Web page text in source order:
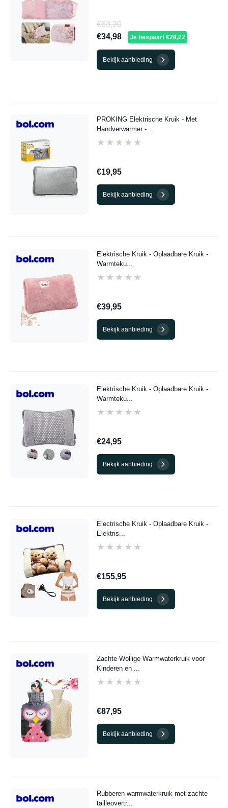
€63,20
€34,98
Je bespaart €28,22
Bekijk aanbieding
PROKING Elektrische Kruik - Met
Handverwarmer -...
★★★★★
★★★★★
€19,95
Bekijk aanbieding
Elektrische Kruik - Oplaadbare Kruik -
Warmteku...
★★★★★
★★★★★
€39,95
Bekijk aanbieding
Elektrische Kruik - Oplaadbare Kruik -
Warmteku...
★★★★★
★★★★★
€24,95
Bekijk aanbieding
Electrische Kruik - Oplaadbare Kruik -
Elektris...
★★★★★
★★★★★
€155,95
Bekijk aanbieding
Zachte Wollige Warmwaterkruik voor
Kinderen en ...
★★★★★
★★★★★
€87,95
Bekijk aanbieding
Rubberen warmwaterkruik met zachte
tailleovertr...